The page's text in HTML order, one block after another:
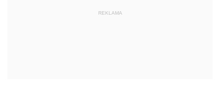
REKLAMA